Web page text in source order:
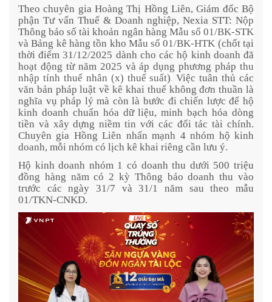
Theo chuyên gia Hoàng Thị Hồng Liên, Giám đốc Bộ
phận Tư vấn Thuế & Doanh nghiệp, Nexia STT: Nộp
Thông báo số tài khoản ngân hàng Mẫu số 01/BK-STK
và Bảng kê hàng tồn kho Mẫu số 01/BK-HTK (chốt tại
thời điểm 31/12/2025 dành cho các hộ kinh doanh đã
hoạt động từ năm 2025 và áp dụng phương pháp thu
nhập tính thuế nhân (x) thuế suất). Việc tuân thủ các
văn bản pháp luật về kê khai thuế không đơn thuần là
nghĩa vụ pháp lý mà còn là bước đi chiến lược để hộ
kinh doanh chuẩn hóa dữ liệu, minh bạch hóa dòng
tiền và xây dựng niềm tin với các đối tác tài chính.
Chuyên gia Hồng Liên nhấn mạnh 4 nhóm hộ kinh
doanh, mỗi nhóm có lịch kê khai riêng cần lưu ý.
Hộ kinh doanh nhóm 1 có doanh thu dưới 500 triệu
đồng hàng năm có 2 kỳ Thông báo doanh thu vào
trước các ngày 31/7 và 31/1 năm sau theo mẫu
01/TKN-CNKD.